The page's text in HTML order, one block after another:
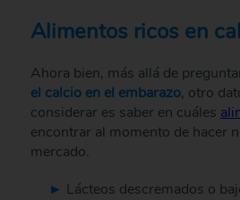
Alimentos ricos en
Ahora bien, más allá de
el calcio en el embarazo, otro
considerar es saber en cuáles
encontrar al momento de hacer
mercado.
Lácteos descremados o